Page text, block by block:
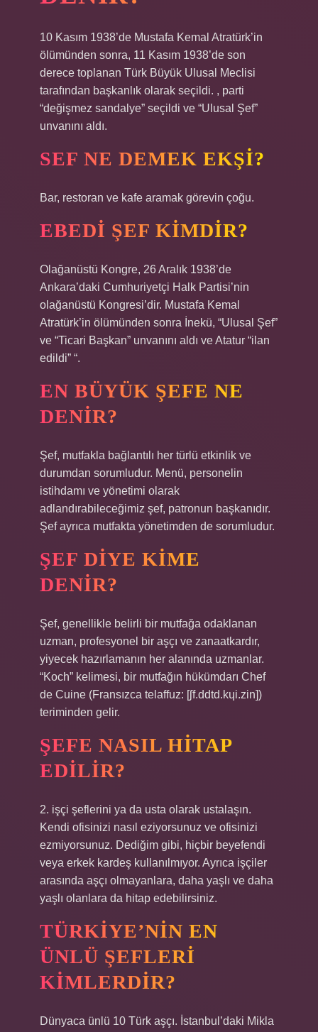
10 Kasım 1938’de Mustafa Kemal Atratürk’in
ölümünden sonra, 11 Kasım 1938’de son
derece toplanan Türk Büyük Ulusal Meclisi
tarafından başkanlık olarak seçildi. , parti
“değişmez sandalye” seçildi ve “Ulusal Şef”
unvanını aldı.
SEF NE DEMEK EKŞI?
Bar, restoran ve kafe aramak görevin çoğu.
EBEDI ŞEF KIMDIR?
Olağanüstü Kongre, 26 Aralık 1938’de
Ankara’daki Cumhuriyetçi Halk Partisi’nin
olağanüstü Kongresi’dir. Mustafa Kemal
Atratürk’in ölümünden sonra İnekü, “Ulusal Şef”
ve “Ticari Başkan” unvanını aldı ve Atatur “ilan
edildi” “.
EN BÜYÜK ŞEFE NE
DENIR?
Şef, mutfakla bağlantılı her türlü etkinlik ve
durumdan sorumludur. Menü, personelin
istihdamı ve yönetimi olarak
adlandırabileceğimiz şef, patronun başkanıdır.
Şef ayrıca mutfakta yönetimden de sorumludur.
ŞEF DIYE KIME
DENIR?
Şef, genellikle belirli bir mutfağa odaklanan
uzman, profesyonel bir aşçı ve zanaatkardır,
yiyecek hazırlamanın her alanında uzmanlar.
“Koch” kelimesi, bir mutfağın hükümdarı Chef
de Cuine (Fransızca telaffuz: [ʃf.ddtd.kɥi.zin])
teriminden gelir.
ŞEFE NASIL HITAP
EDILIR?
2. işçi şeflerini ya da usta olarak ustalaşın.
Kendi ofisinizi nasıl eziyorsunuz ve ofisinizi
ezmiyorsunuz. Dediğim gibi, hiçbir beyefendi
veya erkek kardeş kullanılmıyor. Ayrıca işçiler
arasında aşçı olmayanlara, daha yaşlı ve daha
yaşlı olanlara da hitap edebilirsiniz.
TÜRKIYE’NIN EN
ÜNLÜ ŞEFLERI
KIMLERDIR?
Dünyaca ünlü 10 Türk aşçı. İstanbul’daki Mikla